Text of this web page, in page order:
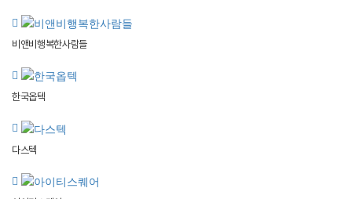
비앤비행복한사람들
한국옵텍
다스텍